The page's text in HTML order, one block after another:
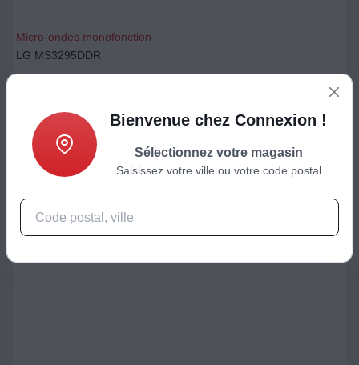
Micro-ondes monofonction
LG MS3295DDR
Bienvenue chez Connexion !
Sélectionnez votre magasin
Saisissez votre ville ou votre code postal